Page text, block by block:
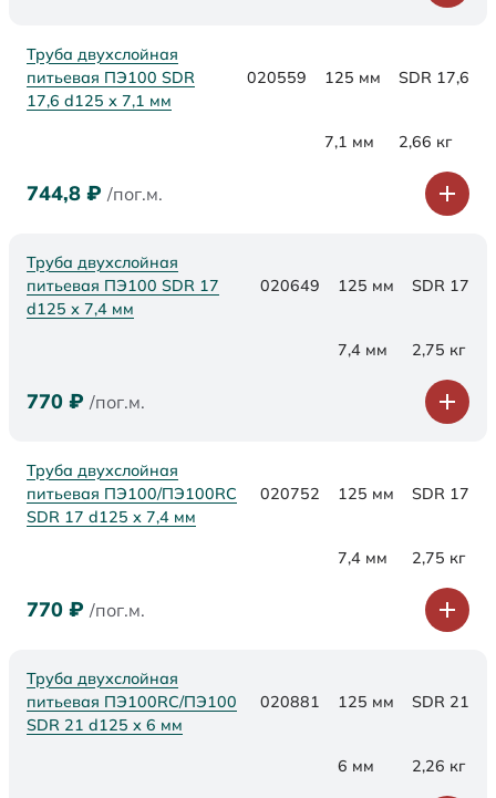
Труба двухслойная
питьевая ПЭ100 SDR
17,6 d125 х 7,1 мм
020559 125 мм SDR 17,6
7,1 мм 2,66 кг
744,8 ₽ /пог.м.
Труба двухслойная
питьевая ПЭ100 SDR 17
d125 х 7,4 мм
020649 125 мм SDR 17
7,4 мм 2,75 кг
770 ₽ /пог.м.
Труба двухслойная
питьевая ПЭ100/ПЭ100RC
SDR 17 d125 х 7,4 мм
020752 125 мм SDR 17
7,4 мм 2,75 кг
770 ₽ /пог.м.
Труба двухслойная
питьевая ПЭ100RC/ПЭ100
SDR 21 d125 х 6 мм
020881 125 мм SDR 21
6 мм 2,26 кг